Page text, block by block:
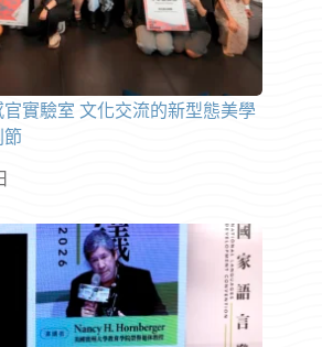
實驗室 文化交流的新型態美學